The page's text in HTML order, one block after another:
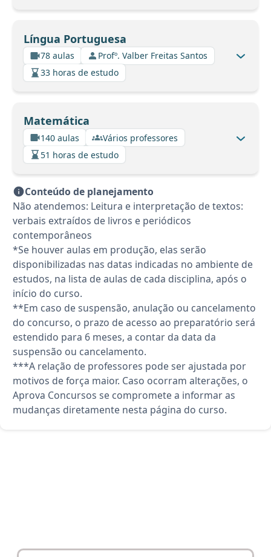
Língua Portuguesa
78 aulas
Profº. Valber Freitas Santos
33 horas de estudo
Matemática
140 aulas
Vários professores
51 horas de estudo
Conteúdo de planejamento
Não atendemos: Leitura e interpretação de textos:
verbais extraídos de livros e periódicos
contemporâneos
*Se houver aulas em produção, elas serão
disponibilizadas nas datas indicadas no ambiente de
estudos, na lista de aulas de cada disciplina, após o
início do curso.
**Em caso de suspensão, anulação ou cancelamento
do concurso, o prazo de acesso ao preparatório será
estendido para 6 meses, a contar da data da
suspensão ou cancelamento.
***A relação de professores pode ser ajustada por
motivos de força maior. Caso ocorram alterações, o
Aprova Concursos se compromete a informar as
mudanças diretamente nesta página do curso.